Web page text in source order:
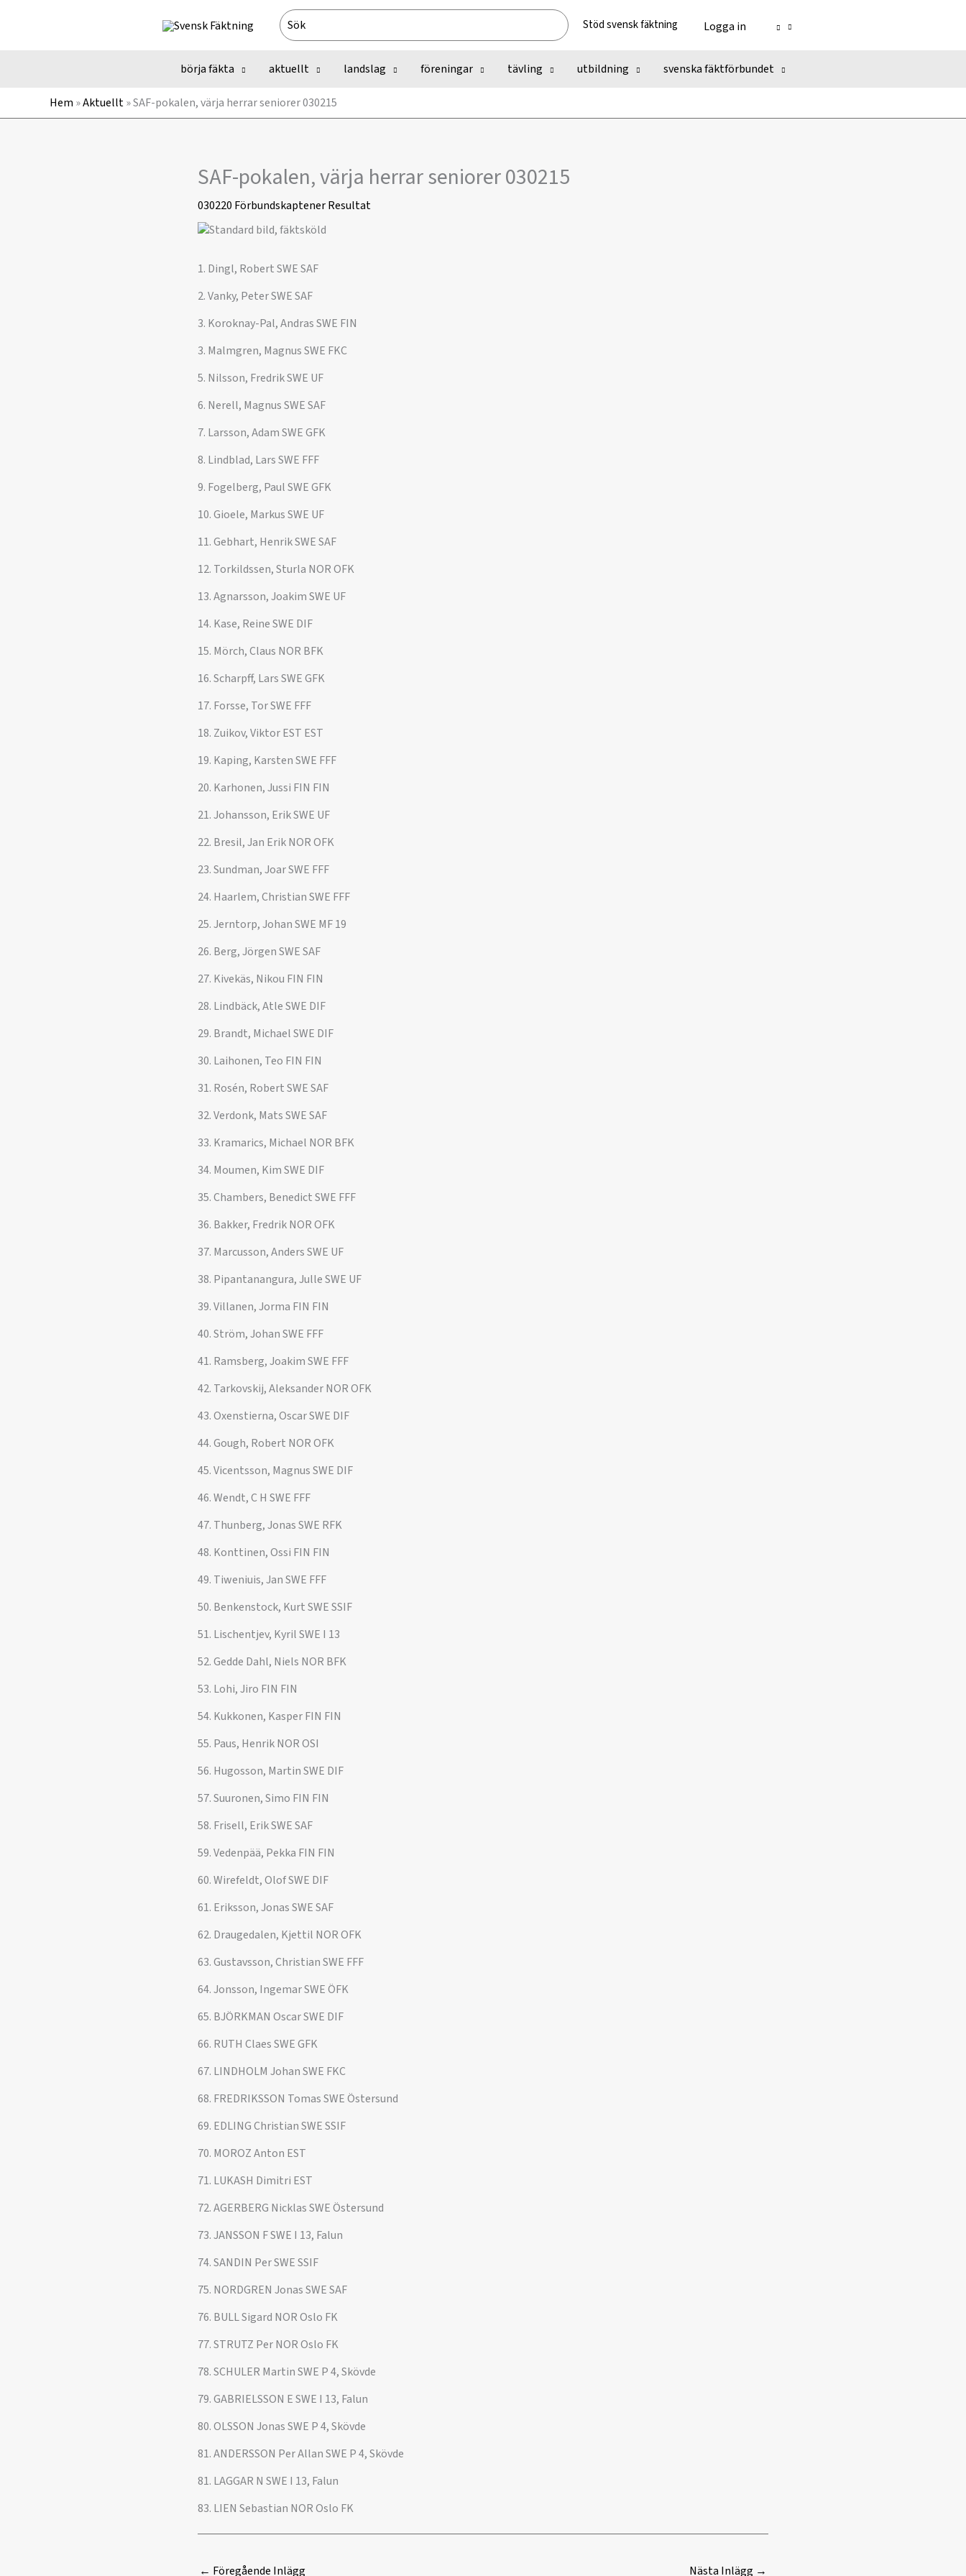
Search
for:
Stöd svensk fäktning Logga in
börja fäkta aktuellt landslag föreningar tävling utbildning svenska fäktförbundet
Hem »Aktuellt»SAF-pokalen, värja herrar seniorer 030215
SAF-pokalen, värja herrar seniorer 030215
030220 FörbundskaptenerResultat
1. Dingl, Robert SWE SAF
2. Vanky, Peter SWE SAF
3. Koroknay-Pal, Andras SWE FIN
3. Malmgren, Magnus SWE FKC
5. Nilsson, Fredrik SWE UF
6. Nerell, Magnus SWE SAF
7. Larsson, Adam SWE GFK
8. Lindblad, Lars SWE FFF
9. Fogelberg, Paul SWE GFK
10. Gioele, Markus SWE UF
11. Gebhart, Henrik SWE SAF
12. Torkildssen, Sturla NOR OFK
13. Agnarsson, Joakim SWE UF
14. Kase, Reine SWE DIF
15. Mörch, Claus NOR BFK
16. Scharpff, Lars SWE GFK
17. Forsse, Tor SWE FFF
18. Zuikov, Viktor EST EST
19. Kaping, Karsten SWE FFF
20. Karhonen, Jussi FIN FIN
21. Johansson, Erik SWE UF
22. Bresil, Jan Erik NOR OFK
23. Sundman, Joar SWE FFF
24. Haarlem, Christian SWE FFF
25. Jerntorp, Johan SWE MF 19
26. Berg, Jörgen SWE SAF
27. Kivekäs, Nikou FIN FIN
28. Lindbäck, Atle SWE DIF
29. Brandt, Michael SWE DIF
30. Laihonen, Teo FIN FIN
31. Rosén, Robert SWE SAF
32. Verdonk, Mats SWE SAF
33. Kramarics, Michael NOR BFK
34. Moumen, Kim SWE DIF
35. Chambers, Benedict SWE FFF
36. Bakker, Fredrik NOR OFK
37. Marcusson, Anders SWE UF
38. Pipantanangura, Julle SWE UF
39. Villanen, Jorma FIN FIN
40. Ström, Johan SWE FFF
41. Ramsberg, Joakim SWE FFF
42. Tarkovskij, Aleksander NOR OFK
43. Oxenstierna, Oscar SWE DIF
44. Gough, Robert NOR OFK
45. Vicentsson, Magnus SWE DIF
46. Wendt, C H SWE FFF
47. Thunberg, Jonas SWE RFK
48. Konttinen, Ossi FIN FIN
49. Tiweniuis, Jan SWE FFF
50. Benkenstock, Kurt SWE SSIF
51. Lischentjev, Kyril SWE I 13
52. Gedde Dahl, Niels NOR BFK
53. Lohi, Jiro FIN FIN
54. Kukkonen, Kasper FIN FIN
55. Paus, Henrik NOR OSI
56. Hugosson, Martin SWE DIF
57. Suuronen, Simo FIN FIN
58. Frisell, Erik SWE SAF
59. Vedenpää, Pekka FIN FIN
60. Wirefeldt, Olof SWE DIF
61. Eriksson, Jonas SWE SAF
62. Draugedalen, Kjettil NOR OFK
63. Gustavsson, Christian SWE FFF
64. Jonsson, Ingemar SWE ÖFK
65. BJÖRKMAN Oscar SWE DIF
66. RUTH Claes SWE GFK
67. LINDHOLM Johan SWE FKC
68. FREDRIKSSON Tomas SWE Östersund
69. EDLING Christian SWE SSIF
70. MOROZ Anton EST
71. LUKASH Dimitri EST
72. AGERBERG Nicklas SWE Östersund
73. JANSSON F SWE I 13, Falun
74. SANDIN Per SWE SSIF
75. NORDGREN Jonas SWE SAF
76. BULL Sigard NOR Oslo FK
77. STRUTZ Per NOR Oslo FK
78. SCHULER Martin SWE P 4, Skövde
79. GABRIELSSON E SWE I 13, Falun
80. OLSSON Jonas SWE P 4, Skövde
81. ANDERSSON Per Allan SWE P 4, Skövde
81. LAGGAR N SWE I 13, Falun
83. LIEN Sebastian NOR Oslo FK
← Föregående Inlägg Nästa Inlägg →